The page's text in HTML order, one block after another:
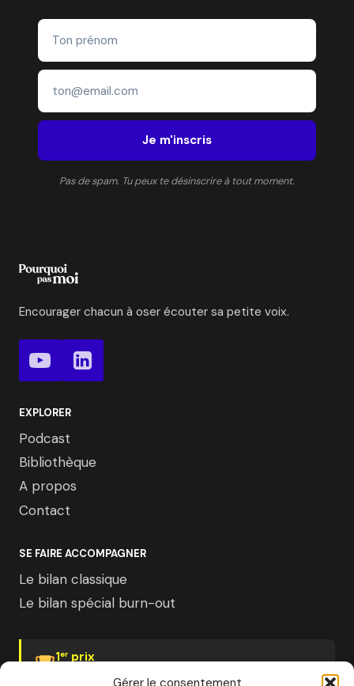
Gérer le consentement
Je m'inscris
Pas de spam. Tu peux te désinscrire à tout moment.
Encourager chacun à oser écouter sa petite voix.
EXPLORER
Podcast
Bibliothèque
A propos
Contact
SE FAIRE ACCOMPAGNER
Le bilan classique
Le bilan spécial burn-out
1er prix